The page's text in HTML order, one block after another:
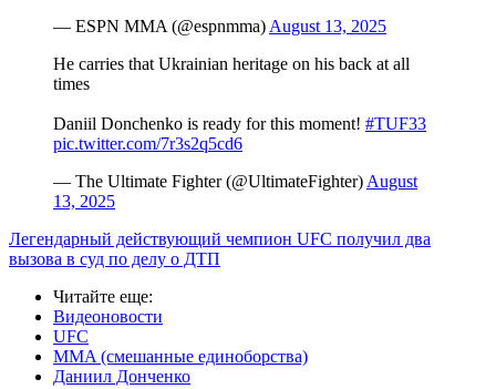
— ESPN MMA (@espnmma)August 13, 2025
He carries that Ukrainian heritage on his back at all
times
Daniil Donchenko is ready for this moment! #TUF33
pic.twitter.com/7r3s2q5cd6
— The Ultimate Fighter (@UltimateFighter)August
13, 2025
Легендарный действующий чемпион UFC получил два
вызова в суд по делу о ДТП
Читайте еще:
Видеоновости
UFC
MMA (смешанные единоборства)
Даниил Донченко